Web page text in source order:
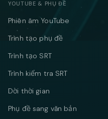
YOUTUBE & PHỤ ĐỀ
Phiên âm YouTube
Trình tạo phụ đề
Trình tạo SRT
Trình kiểm tra SRT
Dời thời gian
Phụ đề sang văn bản